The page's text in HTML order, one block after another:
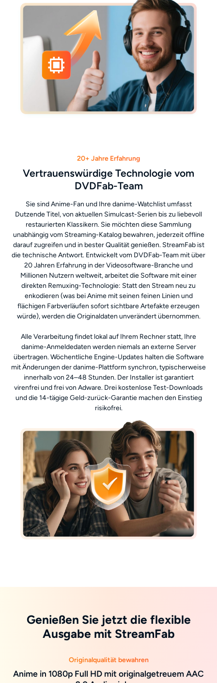
20+ Jahre Erfahrung
Vertrauenswürdige Technologie vom
DVDFab-Team
Sie sind Anime-Fan und Ihre danime-Watchlist umfasst
Dutzende Titel, von aktuellen Simulcast-Serien bis zu liebevoll
restaurierten Klassikern. Sie möchten diese Sammlung
unabhängig vom Streaming-Katalog bewahren, jederzeit offline
darauf zugreifen und in bester Qualität genießen. StreamFab ist
die technische Antwort. Entwickelt vom DVDFab-Team mit über
20 Jahren Erfahrung in der Videosoftware-Branche und
Millionen Nutzern weltweit, arbeitet die Software mit einer
direkten Remuxing-Technologie: Statt den Stream neu zu
enkodieren (was bei Anime mit seinen feinen Linien und
flächigen Farbverläufen sofort sichtbare Artefakte erzeugen
würde), werden die Originaldaten unverändert übernommen.
Alle Verarbeitung findet lokal auf Ihrem Rechner statt, Ihre
danime-Anmeldedaten werden niemals an externe Server
übertragen. Wöchentliche Engine-Updates halten die Software
mit Änderungen der danime-Plattform synchron, typischerweise
innerhalb von 24–48 Stunden. Der Installer ist garantiert
virenfrei und frei von Adware. Drei kostenlose Test-Downloads
und die 14-tägige Geld-zurück-Garantie machen den Einstieg
risikofrei.
Genießen Sie jetzt die flexible
Ausgabe mit StreamFab
Originalqualität bewahren
Anime in 1080p Full HD mit originalgetreuem AAC